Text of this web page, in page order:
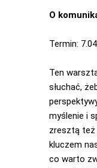
O
Termin:
Ten
słuchać,
myślenie i
zresztą też
kluczem
co warto